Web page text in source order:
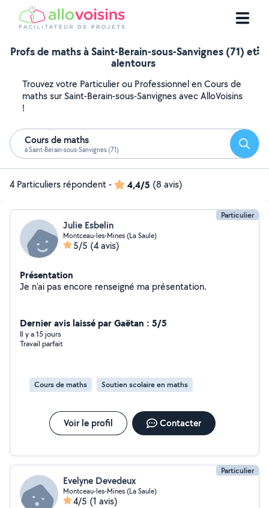
Profs de maths à Saint-Berain-sous-Sanvignes (71) et
alentours
Trouvez votre Particulier ou Professionnel en Cours de
maths sur Saint-Berain-sous-Sanvignes avec AlloVoisins
!
Cours de maths
à Saint-Berain-sous-Sanvignes (71)
4 Particuliers répondent- 4,4/5 (8 avis)
Particulier
Julie Esbelin
Montceau-les-Mines (La Saule)
5/5 (4 avis)
Présentation
Je n'ai pas encore renseigné ma présentation.
Dernier avis laissé par Gaëtan : 5/5
Il y a 15 jours
Travail parfait
Cours de maths Soutien scolaire en maths
Voir le profil Contacter
Particulier
Evelyne Devedeux
Montceau-les-Mines (La Saule)
4/5 (1 avis)